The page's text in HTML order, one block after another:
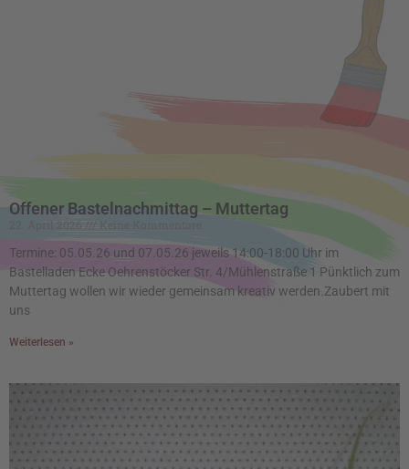
Offener Bastelnachmittag – Muttertag
22. April 2026
Keine Kommentare
Termine: 05.05.26 und 07.05.26 jeweils 14:00-18:00 Uhr im
Bastelladen Ecke Oehrenstöcker Str. 4/Mühlenstraße 1 Pünktlich zum
Muttertag wollen wir wieder gemeinsam kreativ werden.Zaubert mit
uns
Weiterlesen »